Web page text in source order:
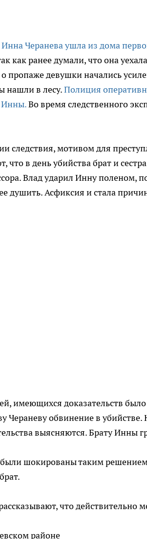
Черанева ушла из дома
как ранее думали, что она
пропаже девушки начались
нашли в лесу.Полиция
Инны.Во время следственного
следствия, мотивом для
что в день убийства брат и
Влад ударил Инну поленом,
душить. Асфиксия и стала
имеющихся доказательств
Чераневу обвинение в убийстве.
выясняются. Брату Инны
шокированы таким решением
что действительно